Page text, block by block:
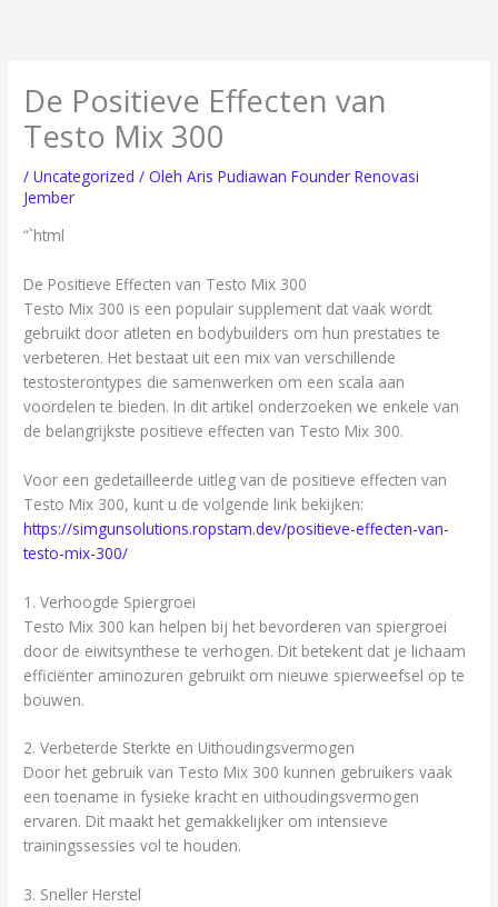
De Positieve Effecten van
Testo Mix 300
/Uncategorized / OlehAris Pudiawan Founder Renovasi
Jember
“`html
De Positieve Effecten van Testo Mix 300
Testo Mix 300 is een populair supplement dat vaak wordt
gebruikt door atleten en bodybuilders om hun prestaties te
verbeteren. Het bestaat uit een mix van verschillende
testosterontypes die samenwerken om een scala aan
voordelen te bieden. In dit artikel onderzoeken we enkele van
de belangrijkste positieve effecten van Testo Mix 300.
Voor een gedetailleerde uitleg van de positieve effecten van
Testo Mix 300, kunt u de volgende link bekijken:
https://simgunsolutions.ropstam.dev/positieve-effecten-van-
testo-mix-300/
1. Verhoogde Spiergroei
Testo Mix 300 kan helpen bij het bevorderen van spiergroei
door de eiwitsynthese te verhogen. Dit betekent dat je lichaam
efficiënter aminozuren gebruikt om nieuwe spierweefsel op te
bouwen.
2. Verbeterde Sterkte en Uithoudingsvermogen
Door het gebruik van Testo Mix 300 kunnen gebruikers vaak
een toename in fysieke kracht en uithoudingsvermogen
ervaren. Dit maakt het gemakkelijker om intensieve
trainingssessies vol te houden.
3. Sneller Herstel